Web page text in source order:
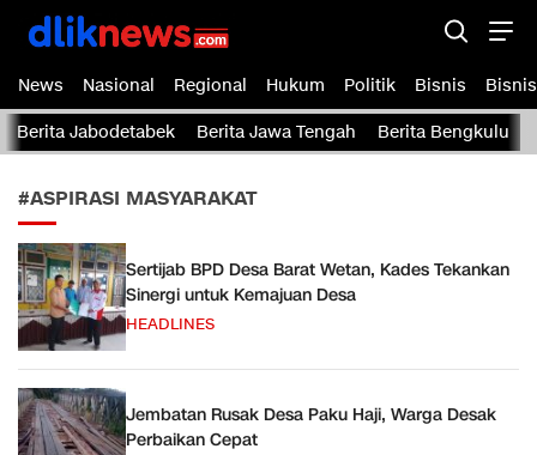
Dliknews.com
dliknews.com – Berita Cepat – Akurat dan Terverifikasi
News Nasional Regional Hukum Politik Bisnis Bisnis
Berita Jabodetabek Berita Jawa Tengah Berita Bengkulu
#ASPIRASI MASYARAKAT
Sertijab BPD Desa Barat Wetan, Kades Tekankan
Sinergi untuk Kemajuan Desa
HEADLINES
Jembatan Rusak Desa Paku Haji, Warga Desak
Perbaikan Cepat